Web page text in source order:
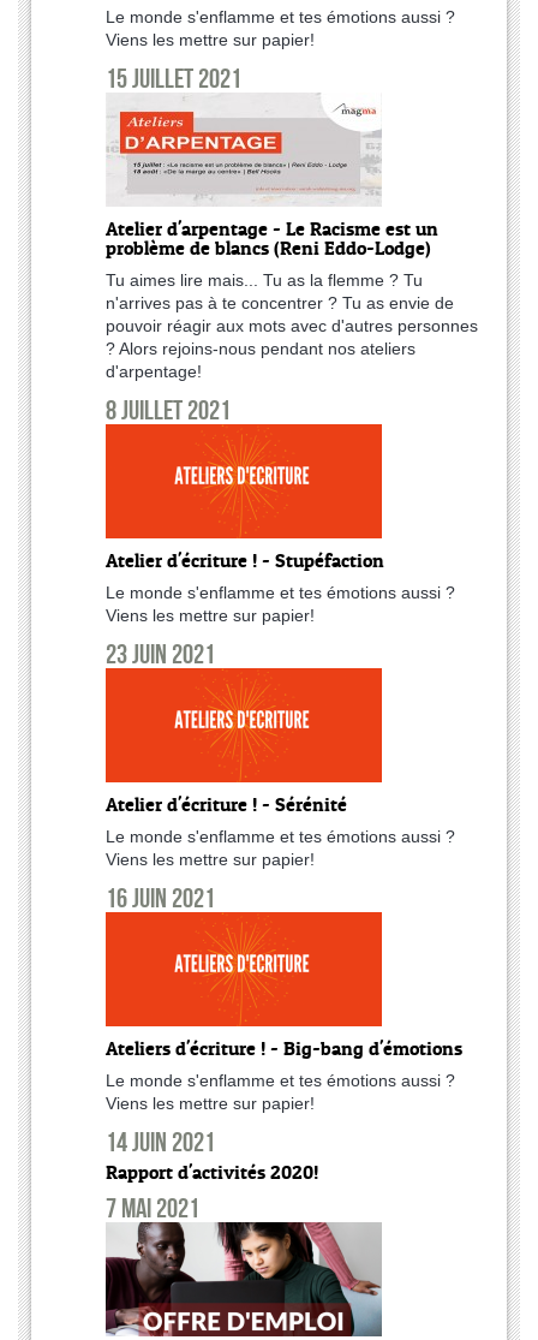
Le monde s'enflamme et tes émotions aussi ?
Viens les mettre sur papier!
15 juillet 2021
Atelier d'arpentage - Le Racisme est un
problème de blancs (Reni Eddo-Lodge)
Tu aimes lire mais... Tu as la flemme ? Tu
n'arrives pas à te concentrer ? Tu as envie de
pouvoir réagir aux mots avec d'autres personnes
? Alors rejoins-nous pendant nos ateliers
d'arpentage!
8 juillet 2021
Atelier d'écriture ! - Stupéfaction
Le monde s'enflamme et tes émotions aussi ?
Viens les mettre sur papier!
23 juin 2021
Atelier d'écriture ! - Sérénité
Le monde s'enflamme et tes émotions aussi ?
Viens les mettre sur papier!
16 juin 2021
Ateliers d'écriture ! - Big-bang d'émotions
Le monde s'enflamme et tes émotions aussi ?
Viens les mettre sur papier!
14 juin 2021
Rapport d'activités 2020!
7 mai 2021